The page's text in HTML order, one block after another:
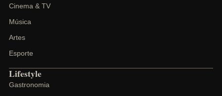
Cinema & TV
Música
Artes
Esporte
Lifestyle
Gastronomia